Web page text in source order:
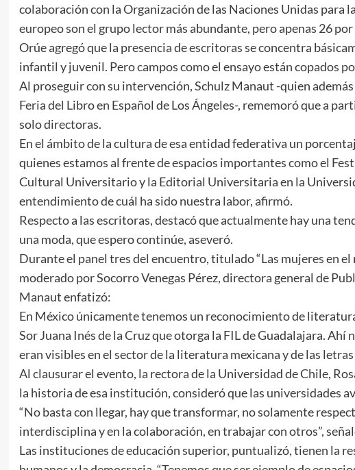
colaboración con la Organización de las Naciones Unidas para
europeo son el grupo lector más abundante, pero apenas 26
Orúe agregó que la presencia de escritoras se concentra
infantil y juvenil. Pero campos como el ensayo están copados
Al proseguir con su intervención, Schulz Manaut -quien
Feria del Libro en Español de Los Ángeles-, rememoró que a
solo directoras.
En el ámbito de la cultura de esa entidad federativa un
quienes estamos al frente de espacios importantes como el
Cultural Universitario y la Editorial Universitaria en la
entendimiento de cuál ha sido nuestra labor, afirmó.
Respecto a las escritoras, destacó que actualmente hay una
una moda, que espero continúe, aseveró.
Durante el panel tres del encuentro, titulado “Las mujeres en
moderado por Socorro Venegas Pérez, directora general de
Manaut enfatizó:
En México únicamente tenemos un reconocimiento de
Sor Juana Inés de la Cruz que otorga la FIL de Guadalajara. Ahí
eran visibles en el sector de la literatura mexicana y de las
Al clausurar el evento, la rectora de la Universidad de Chile,
la historia de esa institución, consideró que las universidades
“No basta con llegar, hay que transformar, no solamente
interdisciplina y en la colaboración, en trabajar con otros”,
Las instituciones de educación superior, puntualizó, tienen la